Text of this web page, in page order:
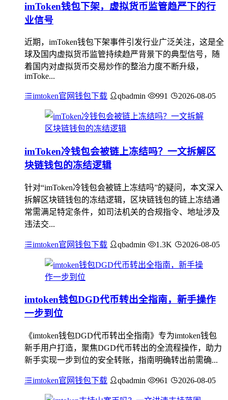
imToken钱包下架，虚拟货币监管趋严下的行
业信号
近期，imToken钱包下架事件引发行业广泛关注，这是全
球及国内虚拟货币监管持续趋严背景下的典型信号，随
着国内对虚拟货币交易炒作的整治力度不断升级，
imToke...
imtoken官网钱包下载 qbadmin 991 2026-08-05
imToken冷钱包会被链上冻结吗？一文拆解区
块链钱包的冻结逻辑
针对“imToken冷钱包会被链上冻结吗”的疑问，本文深入
拆解区块链钱包的冻结逻辑，区块链钱包的链上冻结通
常需满足特定条件，如司法机关的合规指令、地址涉及
违法交...
imtoken官网钱包下载 qbadmin 1.3K 2026-08-05
imtoken钱包DGD代币转出全指南，新手操作
一步到位
《imtoken钱包DGD代币转出全指南》专为imtoken钱包
新手用户打造，聚焦DGD代币转出的全流程操作，助力
新手实现一步到位的安全转账，指南明确转出前需确...
imtoken官网钱包下载 qbadmin 961 2026-08-05